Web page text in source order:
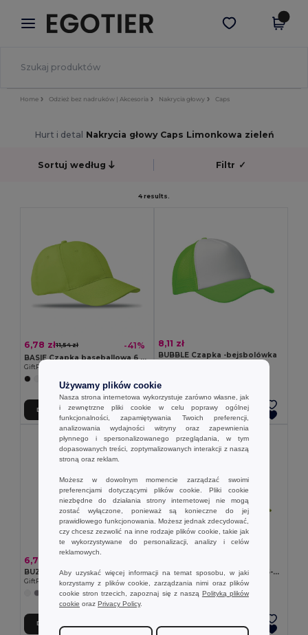
× Aplikacja Egotier
Lepsze ceny w aplikacji!
Pobierz app
Home Odzież bez nadruków | Akcesoria Nakrycia głowy Caps
Hurt i detal Nakrycia głowy Caps Limonkowa zieleń
Sortuj według Filtr ✓
4 results.
6,78 zł11,54 zł -41%
BASIE Czapka baseballowa 6 paneli
GiftRetail MO8834
Dodaj Do Koszyka
8,11 zł
BUBBLE Czapka -bejsbolówka
Dodaj Do Koszyka
6,78 zł
BUZZ 5-panelowa czapka z daszkiem
GiftRetail MO1447
+11 kolory
Dodaj Do Koszyka
SUNNY Czapka z daszkiem 5-panelowa
GiftRetail MO2345
+9 kolory
Używamy plików cookie
Nasza strona internetowa wykorzystuje zarówno własne, jak
i zewnętrzne pliki cookie w celu poprawy ogólnej
funkcjonalności, zapamiętywania Twoich preferencji,
analizowania wydajności witryny oraz zapewnienia
płynnego i spersonalizowanego przeglądania, w tym
dopasowanych treści, zoptymalizowanych interakcji z naszą
stroną oraz reklam.
Możesz w dowolnym momencie zarządzać swoimi
preferencjami dotyczącymi plików cookie. Pliki cookie
niezbędne do działania strony internetowej nie mogą
zostać wyłączone, ponieważ są konieczne do jej
prawidłowego funkcjonowania. Możesz jednak zdecydować,
czy chcesz zezwolić na inne rodzaje plików cookie, takie jak
te wykorzystywane do personalizacji, analizy i celów
reklamowych.
Aby uzyskać więcej informacji na temat sposobu, w jaki
korzystamy z plików cookie, zarządzania nimi oraz plików
cookie stron trzecich, zapoznaj się z naszą Polityką plików
cookie oraz Privacy Policy.